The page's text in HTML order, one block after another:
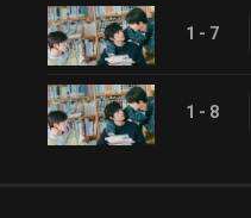
1 - 7
1 - 8